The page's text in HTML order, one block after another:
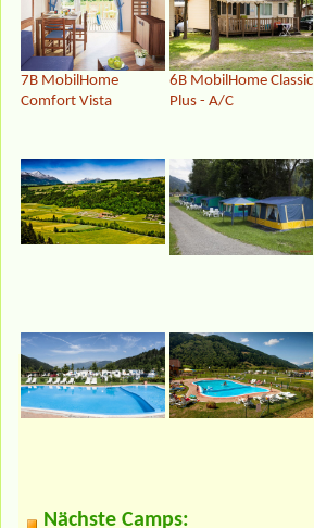
7B MobilHome
Comfort Vista
6B MobilHome Classic
Plus - A/C
Nächste Camps: